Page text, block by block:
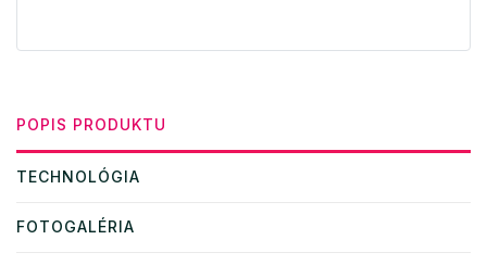
POPIS PRODUKTU
TECHNOLÓGIA
FOTOGALÉRIA